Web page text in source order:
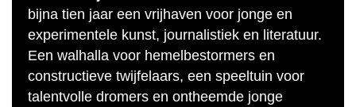
bijna tien jaar een vrijhaven voor jonge en
experimentele kunst, journalistiek en literatuur.
Een walhalla voor hemelbestormers en
constructieve twijfelaars, een speeltuin voor
talentvolle dromers en ontheemde jonge